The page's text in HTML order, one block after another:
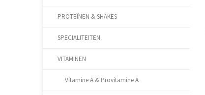
PROTEÏNEN & SHAKES
SPECIALITEITEN
VITAMINEN
Vitamine A & Provitamine A